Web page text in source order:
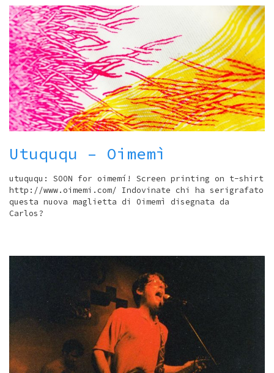
Utuququ – Oimemì
utuququ: SOON for oimemí! Screen printing on t-shirt
http://www.oimemi.com/ Indovinate chi ha serigrafato
questa nuova maglietta di Oimemì disegnata da
Carlos?